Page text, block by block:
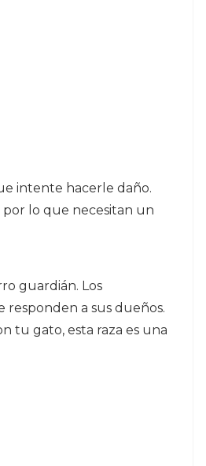
intente hacerle daño.
por lo que necesitan un
guardián. Los
responden a sus dueños.
tu gato, esta raza es una